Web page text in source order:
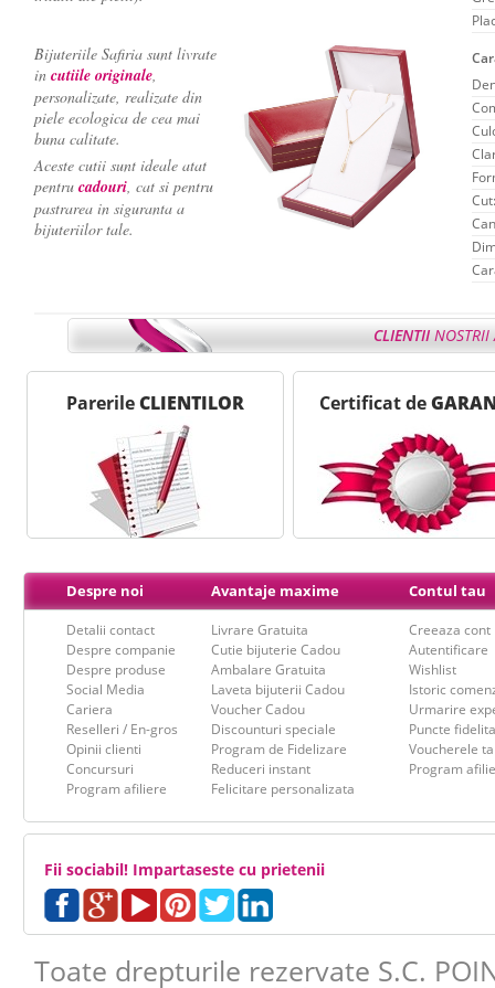
Bijuteriile Safiria sunt livrate
in cutiile originale,
personalizate, realizate din
piele ecologica de cea mai
buna calitate.
Aceste cutii sunt ideale atat
pentru cadouri, cat si pentru
pastrarea in siguranta a
bijuteriilor tale.
Cut:
Ne face placere sa-ti reamintim Avantajele de care
- - - - - - - - - - - - - - - - - - - - - - - - - - - - - - - - - - - - - - - - -
Iti respectam timpul tau, de aceeaam
finalizarea oricarei comenzi !
CLIENTIINOSTRII
ParerileCLIENTILOR Certificat de
Despre noi
Detalii contact
Despre companie
Despre produse
Social Media
Cariera
Reselleri / En-gros
Opinii clienti
Concursuri
Program afiliere
Avantaje maxime
Livrare Gratuita
Cutie bijuterie Cadou
Ambalare Gratuita
Laveta bijuterii Cadou
Voucher Cadou
Discounturi speciale
Program de Fidelizare
Reduceri instant
Felicitare personalizata
Contul tau
Creeaza cont
Autentificare
Wishlist
Istoric
Urmarire
Puncte
Voucherele
Program
Fii sociabil! Impartaseste cu prietenii
Toate drepturile rezervate S.C.